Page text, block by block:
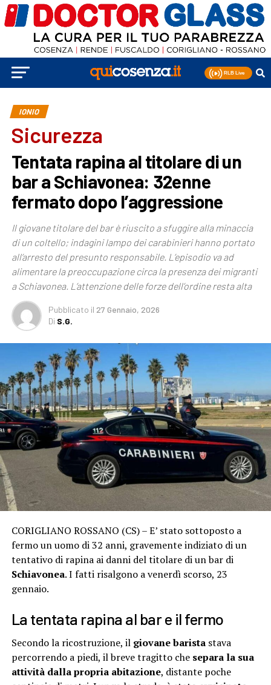
IONIO
Sicurezza
Tentata rapina al titolare di un
bar a Schiavonea: 32enne
fermato dopo l’aggressione
Il giovane titolare del bar è riuscito a sfuggire alla minaccia
di un coltello; indagini lampo dei carabinieri hanno portato
all’arresto del presunto responsabile. L’episodio va ad
alimentare la preoccupazione circa la presenza dei migranti
a Schiavonea. L’attenzione delle forze dell’ordine resta alta
Pubblicato il 27 Gennaio, 2026
Di S.G.
CORIGLIANO ROSSANO (CS) – E’ stato sottoposto a
fermo un uomo di 32 anni, gravemente indiziato di un
tentativo di rapina ai danni del titolare di un bar di
Schiavonea. I fatti risalgono a venerdì scorso, 23
gennaio.
La tentata rapina al bar e il fermo
Secondo la ricostruzione, il giovane baristastava
percorrendo a piedi, il breve tragitto che separa la sua
attività dalla propria abitazione, distante poche